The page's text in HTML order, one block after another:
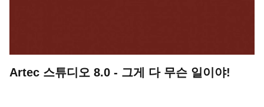
Artec 스튜디오 8.0 - 그게 다 무슨 일이야!